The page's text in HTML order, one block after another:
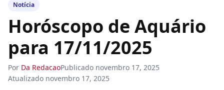
Notícia
Horóscopo de Aquário
para 17/11/2025
Por Da RedacaoPublicado novembro 17, 2025
Atualizado novembro 17, 2025